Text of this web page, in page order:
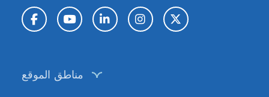
فيسبوكيوتيوب لينكد إنإنستغرام
مناطق الموقع